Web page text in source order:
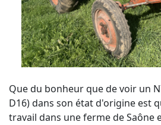
Que du bonheur que de voir un
D16) dans son état d'origine est
travail dans une ferme de Saône